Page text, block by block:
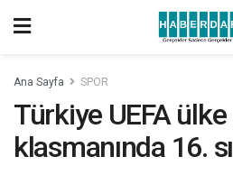
Ana Sayfa SPOR
Türkiye UEFA ülke
klasmanında 16.